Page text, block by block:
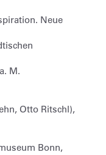
Neue
M.
Otto Ritschl),
Bonn,